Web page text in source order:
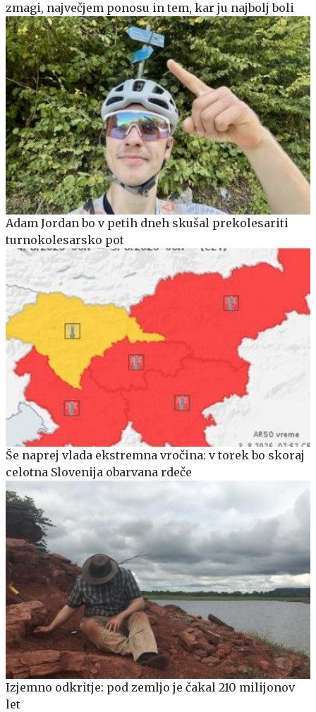
zmagi, največjem ponosu in tem, kar ju najbolj boli
Adam Jordan bo v petih dneh skušal prekolesariti
turnokolesarsko pot
Še naprej vlada ekstremna vročina: v torek bo skoraj
celotna Slovenija obarvana rdeče
Izjemno odkritje: pod zemljo je čakal 210 milijonov
let